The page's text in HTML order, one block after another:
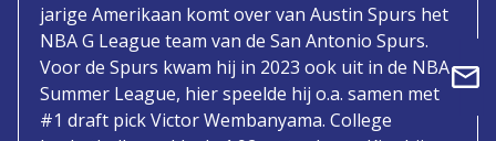
jarige Amerikaan komt over van Austin Spurs het
NBA G League team van de San Antonio Spurs.
Voor de Spurs kwam hij in 2023 ook uit in de NBA
Summer League, hier speelde hij o.a. samen met
#1 draft pick Victor Wembanyama. College